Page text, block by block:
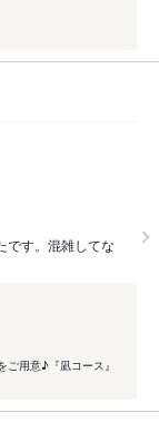
です。混雑してな
用意♪『凪コース』